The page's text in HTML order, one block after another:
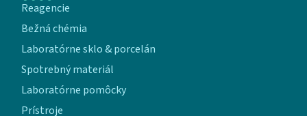
Reagencie
Bežná chémia
Laboratórne sklo & porcelán
Spotrebný materiál
Laboratórne pomôcky
Prístroje